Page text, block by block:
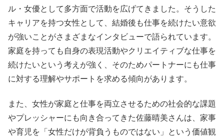
ル・女優として多方面で活動を広げてきました。そうした
キャリアを持つ女性として、結婚後も仕事を続けたい意欲
が強いことがさまざまなインタビューで語られています。
家庭を持っても自身の表現活動やクリエイティブな仕事を
続けたいという考えが強く、そのためパートナーにも仕事
に対する理解やサポートを求める傾向があります。
また、女性が家庭と仕事を両立させるための社会的な課題
やプレッシャーにも向き合ってきた佐藤晴美さんは、家事
や育児を「女性だけが背負うものではない」という価値観